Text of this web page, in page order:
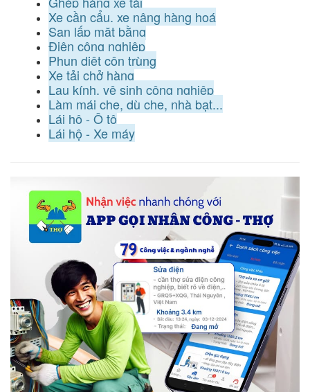
Xe cần cẩu, xe nâng hàng hoá
San lấp mặt bằng
Điện công nghiệp
Phun diệt côn trùng
Xe tải chở hàng
Lau kính, vệ sinh công nghiệp
Làm mái che, dù che, nhà bạt...
Lái hộ - Ô tô
Lái hộ - Xe máy